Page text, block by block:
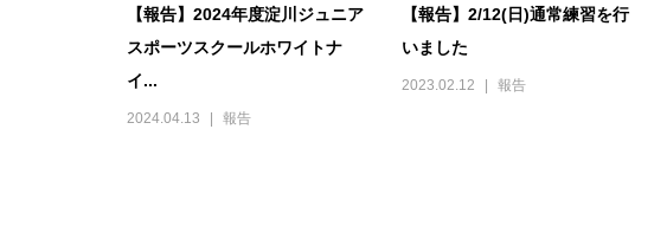
【報告】2024年度淀川ジュニア
スポーツスクールホワイトナ
イ...
2024.04.13 報告
【報告】2/12(日)通常練習を行
いました
2023.02.12 報告